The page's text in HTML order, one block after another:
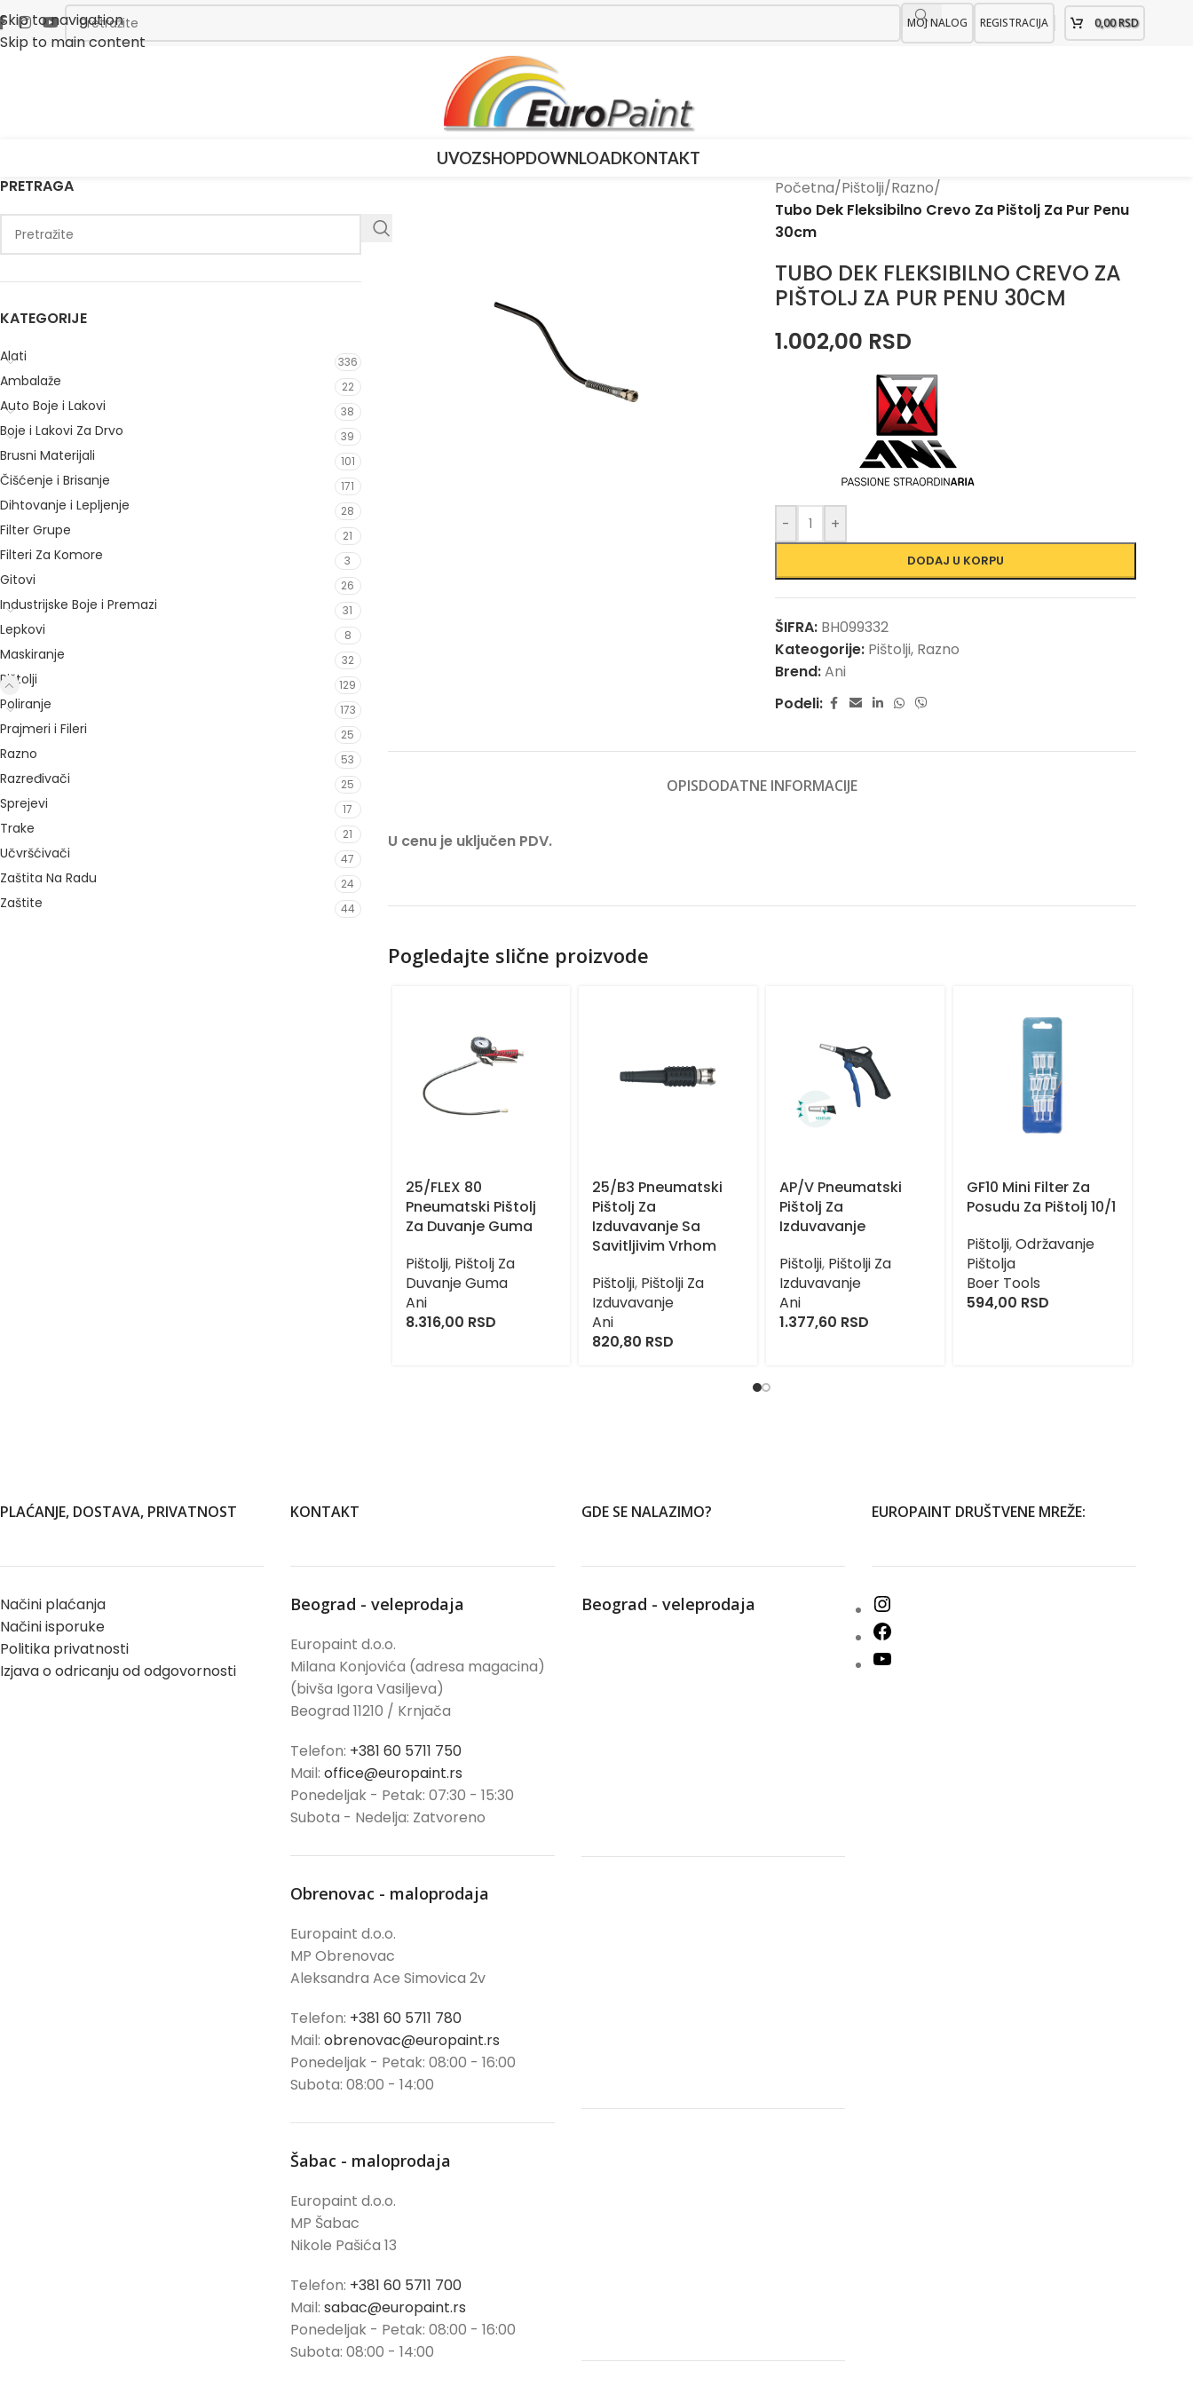
Skip to navigation
Skip to main content
MOJ NALOG REGISTRACIJA 0,00RSD
UVOZSHOPDOWNLOADKONTAKT
PRETRAGA
KATEGORIJE
Alati 336
Ambalaže 22
Auto Boje i Lakovi 38
Boje i Lakovi Za Drvo 39
Brusni Materijali 101
Čišćenje i Brisanje 171
Dihtovanje i Lepljenje 28
Filter Grupe 21
Filteri Za Komore 3
Gitovi 26
Industrijske Boje i Premazi 31
Lepkovi 8
Maskiranje 32
Pištolji 129
Poliranje 173
Prajmeri i Fileri 25
Razno 53
Razređivači 25
Sprejevi 17
Trake 21
Učvršćivači 47
Zaštita Na Radu 24
Zaštite 44
Početna/Pištolji/Razno/
Tubo Dek Fleksibilno Crevo Za Pištolj Za Pur Penu
30cm
TUBO DEK FLEKSIBILNO CREVO ZA
PIŠTOLJ ZA PUR PENU 30CM
1.002,00 RSD
- +
DODAJ U KORPU
ŠIFRA: BH099332
Kateogorije: Pištolji, Razno
Brend:Ani
Podeli:
OPISDODATNE INFORMACIJE
U cenu je uključen PDV.
Pogledajte slične proizvode
25/FLEX 80
Pneumatski Pištolj
Za Duvanje Guma
Pištolji, Pištolj Za
Duvanje Guma
Ani
8.316,00 RSD
25/B3 Pneumatski
Pištolj Za
Izduvavanje Sa
Savitljivim Vrhom
Pištolji, Pištolji Za
Izduvavanje
Ani
820,80 RSD
AP/V Pneumatski
Pištolj Za
Izduvavanje
Pištolji, Pištolji Za
Izduvavanje
Ani
1.377,60 RSD
GF10 Mini Filter Za
Posudu Za Pištolj 10/1
Pištolji,Održavanje
Pištolja
Boer Tools
594,00 RSD
PLAĆANJE, DOSTAVA, PRIVATNOST
Načini plaćanja
Načini isporuke
Politika privatnosti
Izjava o odricanju od odgovornosti
KONTAKT
Beograd - veleprodaja
Europaint d.o.o.
Milana Konjovića (adresa magacina)
(bivša Igora Vasiljeva)
Beograd 11210 / Krnjača
Telefon: +381 60 5711 750
Mail:office@europaint.rs
Ponedeljak - Petak: 07:30 - 15:30
Subota - Nedelja: Zatvoreno
Obrenovac - maloprodaja
Europaint d.o.o.
MP Obrenovac
Aleksandra Ace Simovica 2v
Telefon: +381 60 5711 780
Mail:obrenovac@europaint.rs
Ponedeljak - Petak: 08:00 - 16:00
Subota: 08:00 - 14:00
Šabac - maloprodaja
Europaint d.o.o.
MP Šabac
Nikole Pašića 13
Telefon: +381 60 5711 700
Mail:sabac@europaint.rs
Ponedeljak - Petak: 08:00 - 16:00
Subota: 08:00 - 14:00
GDE SE NALAZIMO?
Beograd - veleprodaja
EUROPAINT DRUŠTVENE MREŽE: